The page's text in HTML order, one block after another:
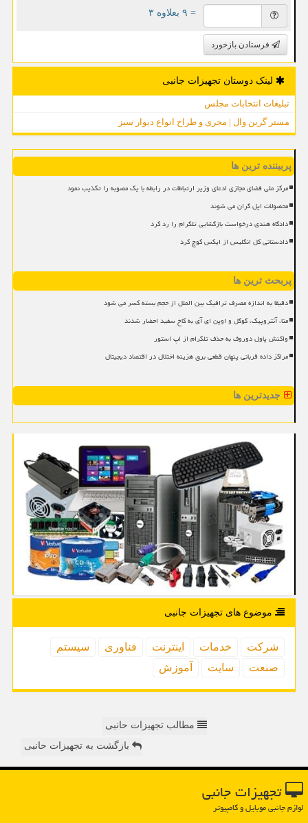
= ۹ بعلاوه ۳
فرستادن بازخورد
لینک دوستان تجهیزات جانبی
تبلیغات انتخابات مجلس
مستر گرین وال | مجری و طراح انواع دیوار سبز
پربیننده ترین ها
مرکز ملی فضای مجازی ادعای وزیر ارتباطات در رابطه با یک مصوبه را تکذیب نمود
محصولات اپل گران می شوند
دادگاه هندی درخواست بازگشایی تلگرام را رد کرد
دادستانی کل انگلیس از ایکس کوچ کرد
پربحث ترین ها
دقیقا به اندازه مصرف ترافیک بین الملل از حجم بسته کسر می شود
متا، آنتروپیک، گوگل و اوپن ای آی به کاخ سفید احضار شدند
واکنش پاول دوروف به حذف تلگرام از اپ استور
مراکز داده قربانی پنهان قطعی برق هزینه اختلال در اقتصاد دیجیتال
جدیدترین ها
موضوع های تجهیزات جانبی
شركت خدمات اینترنت فناوری
سیستم
صنعت
سایت آموزش
مطالب تجهیزات حانبی
بازگشت به تجهیزات حانبی
تجهیزات جانبی
لوازم جانبی موبایل و کامپیوتر